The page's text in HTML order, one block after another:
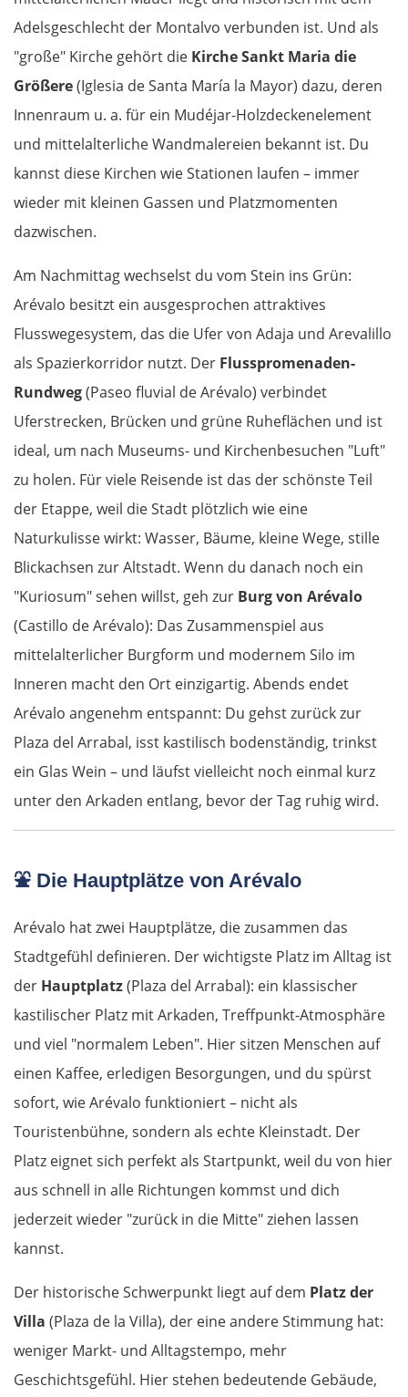
Adelsgeschlecht der Montalvo verbunden ist. Und als
"große" Kirche gehört die Kirche Sankt Maria die
Größere(Iglesia de Santa María la Mayor) dazu, deren
Innenraum u. a. für ein Mudéjar-Holzdeckenelement
und mittelalterliche Wandmalereien bekannt ist. Du
kannst diese Kirchen wie Stationen laufen – immer
wieder mit kleinen Gassen und Platzmomenten
dazwischen.
Am Nachmittag wechselst du vom Stein ins Grün:
Arévalo besitzt ein ausgesprochen attraktives
Flusswegesystem, das die Ufer von Adaja und Arevalillo
als Spazierkorridor nutzt. Der Flusspromenaden-
Rundweg(Paseo fluvial de Arévalo) verbindet
Uferstrecken, Brücken und grüne Ruheflächen und ist
ideal, um nach Museums- und Kirchenbesuchen "Luft"
zu holen. Für viele Reisende ist das der schönste Teil
der Etappe, weil die Stadt plötzlich wie eine
Naturkulisse wirkt: Wasser, Bäume, kleine Wege, stille
Blickachsen zur Altstadt. Wenn du danach noch ein
"Kuriosum" sehen willst, geh zur Burg von Arévalo
(Castillo de Arévalo): Das Zusammenspiel aus
mittelalterlicher Burgform und modernem Silo im
Inneren macht den Ort einzigartig. Abends endet
Arévalo angenehm entspannt: Du gehst zurück zur
Plaza del Arrabal, isst kastilisch bodenständig, trinkst
ein Glas Wein – und läufst vielleicht noch einmal kurz
unter den Arkaden entlang, bevor der Tag ruhig wird.
⛲ Die Hauptplätze von Arévalo
Arévalo hat zwei Hauptplätze, die zusammen das
Stadtgefühl definieren. Der wichtigste Platz im Alltag ist
der Hauptplatz(Plaza del Arrabal): ein klassischer
kastilischer Platz mit Arkaden, Treffpunkt-Atmosphäre
und viel "normalem Leben". Hier sitzen Menschen auf
einen Kaffee, erledigen Besorgungen, und du spürst
sofort, wie Arévalo funktioniert – nicht als
Touristenbühne, sondern als echte Kleinstadt. Der
Platz eignet sich perfekt als Startpunkt, weil du von hier
aus schnell in alle Richtungen kommst und dich
jederzeit wieder "zurück in die Mitte" ziehen lassen
kannst.
Der historische Schwerpunkt liegt auf dem Platz der
Villa (Plaza de la Villa), der eine andere Stimmung hat:
weniger Markt- und Alltagstempo, mehr
Geschichtsgefühl. Hier stehen bedeutende Gebäude,